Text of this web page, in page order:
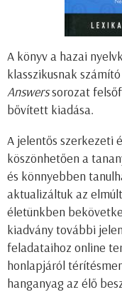
A könyv a hazai
klasszikusnak számító
Answerssorozat
bővített kiadása.
A jelentős szerkezeti
köszönhetően a
és könnyebben
aktualizáltuk az
életünkben
kiadvány további
feladataihoz online
honlapjáról
hanganyag az élő